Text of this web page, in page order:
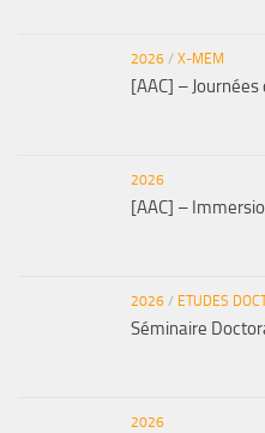
2026 / X-MEM
[AAC] – Journées
2026
[AAC] –
2026 / ETUDES
Séminaire
2026